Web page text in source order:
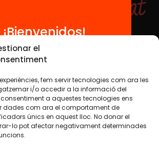
el
fem servir tecnologies com ara les
i/o accedir a la informació del
a aquestes tecnologies ens
dades com ara el comportament de
únics en aquest lloc. No donar el
lo pot afectar negativament determinades
FB IN
de cookies
¡Bienvenidos!